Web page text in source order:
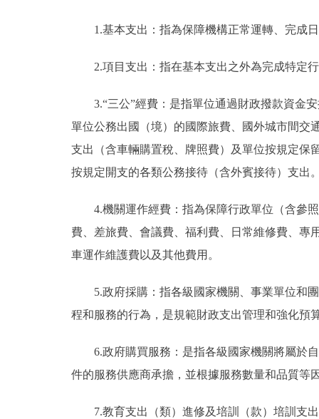
1.基本支出：指為保障機構正常運轉、完成
2.項目支出：指在基本支出之外為完成特定
3.“三公”經費：是指單位通過財政撥款資金
單位公務出國（境）的國際旅費、國外城市間交
支出（含車輛購置稅、牌照費）及單位按規定保
按規定開支的各類公務接待（含外賓接待）支出
4.機關運作經費：指為保障行政單位（含參
費、差旅費、會議費、福利費、日常維修費、專
車運作維護費以及其他費用。
5.政府採購：指各級國家機關、事業單位和
程和服務的行為，是規範財政支出管理和強化預
6.政府購買服務：是指各級國家機關將屬於
件的服務供應商承擔，並根據服務數量和品質等
7.教育支出（類）進修及培訓（款）培訓支